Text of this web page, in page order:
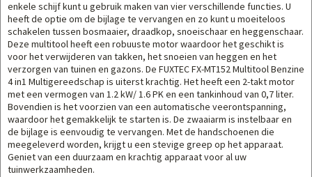
enkele schijf kunt u gebruik maken van vier verschillende functies. U
heeft de optie om de bijlage te vervangen en zo kunt u moeiteloos
schakelen tussen bosmaaier, draadkop, snoeischaar en heggenschaar.
Deze multitool heeft een robuuste motor waardoor het geschikt is
voor het verwijderen van takken, het snoeien van heggen en het
verzorgen van tuinen en gazons. De FUXTEC FX-MT152 Multitool Benzine
4 in1 Multigereedschap is uiterst krachtig. Het heeft een 2-takt motor
met een vermogen van 1.2 kW/ 1.6 PK en een tankinhoud van 0,7 liter.
Bovendien is het voorzien van een automatische veerontspanning,
waardoor het gemakkelijk te starten is. De zwaaiarm is instelbaar en
de bijlage is eenvoudig te vervangen. Met de handschoenen die
meegeleverd worden, krijgt u een stevige greep op het apparaat.
Geniet van een duurzaam en krachtig apparaat voor al uw
tuinwerkzaamheden.